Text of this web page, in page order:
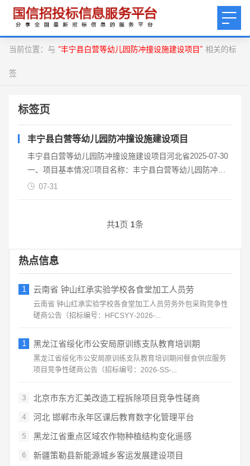
当前位置：与 “丰宁县白营等幼儿园防冲撞设施建设项目” 相关的标
签
标签页
丰宁县白营等幼儿园防冲撞设施建设项目
丰宁县白营等幼儿园防冲撞设施建设项目河北省2025-07-30
一、项目基本情况项目名称：丰宁县白营等幼儿园防冲撞
设施建设项目项目编号：CDKB2025-16
07-31
共1页 1条
热点信息
1 云南省 钟山红承实验学校各食堂加工人员劳
云南省 钟山红承实验学校各食堂加工人员劳务外包采购竞争性
磋商公告（招标编号：HFCSYY‑2026‑...
1 黑龙江省绥化市公安局原训练支队教育培训期
黑龙江省绥化市公安局原训练支队教育培训期间餐食供应服务
项目竞争性磋商公告（招标编号：2026‑SS‑...
3 北京市东方汇美改造工程拆除项目竞争性磋商
4 河北 邯郸市永年区课后教育数字化管理平台
5 黑龙江省重点区域农作物种植结构变化遥感
6 新疆策勒县新能源城乡客运发展建设项目